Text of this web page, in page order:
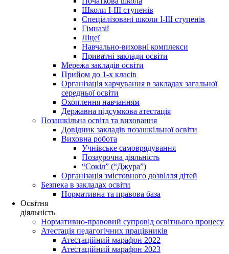
Школи І-ІІІ ступенів
Спеціалізовані школи І-ІІІ ступенів
Гімназії
Ліцеї
Навчально-виховні комплекси
Приватні заклади освіти
Мережа закладів освіти
Прийом до 1-х класів
Організація харчування в закладах загальної
середньої освіти
Охоплення навчанням
Державна підсумкова атестація
Позашкільна освіта та виховання
Довідник закладів позашкільної освіти
Виховна робота
Учнівське самоврядування
Позаурочна діяльність
“Сокіл” (“Джура”)
Організація змістовного дозвілля дітей
Безпека в закладах освіти
Нормативна та правова база
Освітня
діяльність
Нормативно-правовий супровід освітнього процесу
Атестація педагогічних працівників
Атестаційний марафон 2022
Атестаційний марафон 2023